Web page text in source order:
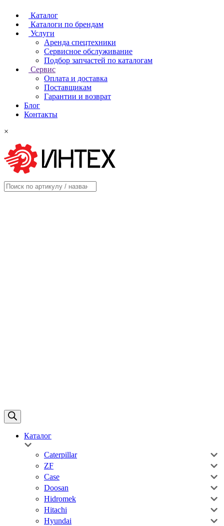
Каталог
Каталоги по брендам
Услуги
Аренда спецтехники
Сервисное обслуживание
Подбор запчастей по каталогам
Сервис
Оплата и доставка
Поставщикам
Гарантии и возврат
Блог
Контакты
×
Каталог
Caterpillar
ZF
Case
Doosan
Hidromek
Hitachi
Hyundai